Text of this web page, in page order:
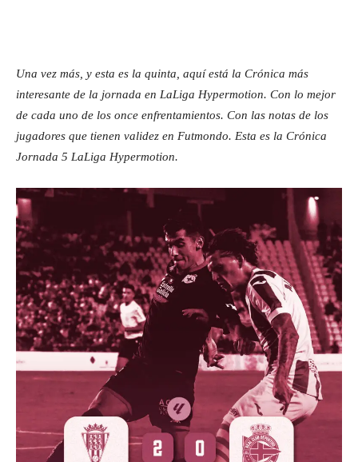
Una vez más, y esta es la quinta, aquí está la Crónica más
interesante de la jornada en LaLiga Hypermotion. Con lo mejor
de cada uno de los once enfrentamientos. Con las notas de los
jugadores que tienen validez en Futmondo. Esta es la Crónica
Jornada 5 LaLiga Hypermotion.